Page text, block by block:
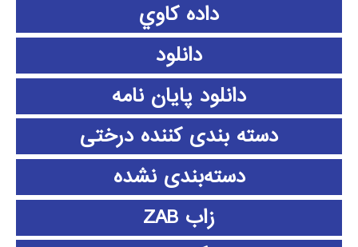
داده كاوي
دانلود
دانلود پايان نامه
دسته بندی کننده درختی
دسته‌بندی نشده
زاب ZAB